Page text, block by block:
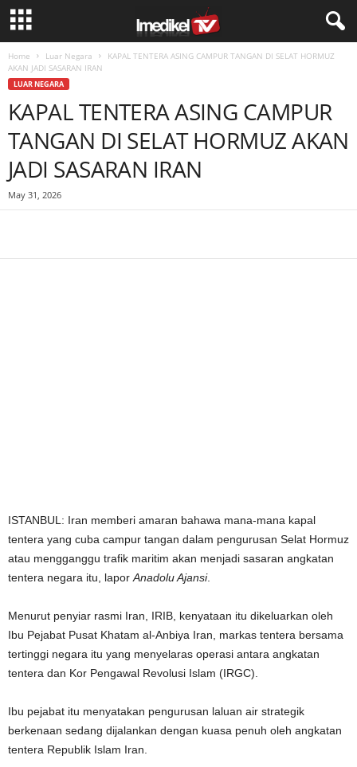
Home Luar Negara
KAPAL TENTERA ASING CAMPUR TANGAN DI SELAT HORMUZ
AKAN JADI SASARAN IRAN
LUAR NEGARA
KAPAL TENTERA ASING CAMPUR
TANGAN DI SELAT HORMUZ AKAN
JADI SASARAN IRAN
May 31, 2026
ISTANBUL: Iran memberi amaran bahawa mana-mana kapal
tentera yang cuba campur tangan dalam pengurusan Selat Hormuz
atau mengganggu trafik maritim akan menjadi sasaran angkatan
tentera negara itu, laporAnadolu Ajansi.
Menurut penyiar rasmi Iran, IRIB, kenyataan itu dikeluarkan oleh
Ibu Pejabat Pusat Khatam al-Anbiya Iran, markas tentera bersama
tertinggi negara itu yang menyelaras operasi antara angkatan
tentera dan Kor Pengawal Revolusi Islam (IRGC).
Ibu pejabat itu menyatakan pengurusan laluan air strategik
berkenaan sedang dijalankan dengan kuasa penuh oleh angkatan
tentera Republik Islam Iran.